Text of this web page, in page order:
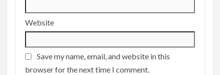
Website
Save my name, email, and website in this
browser for the next time I comment.